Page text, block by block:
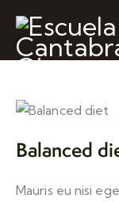
Balanced
Mauris eu nisi